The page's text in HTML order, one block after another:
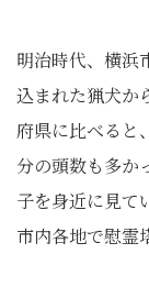
明治時代、横浜
込まれた猟犬か
府県に比べると
分の頭数も多か
子を身近に見て
市内各地で慰霊